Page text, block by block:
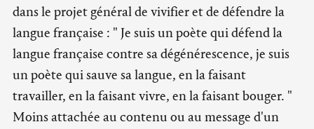
dans le projet général de vivifier et de défendre la
langue française : " Je suis un poète qui défend la
langue française contre sa dégénérescence, je suis
un poète qui sauve sa langue, en la faisant
travailler, en la faisant vivre, en la faisant bouger. "
Moins attachée au contenu ou au message d'un